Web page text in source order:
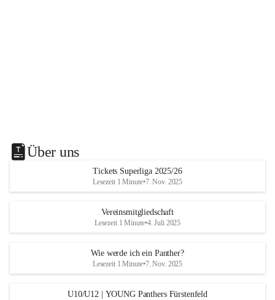
Über uns
Tickets Superliga 2025/26
Lesezeit 1 Minute•7. Nov. 2025
Vereinsmitgliedschaft
Lesezeit 1 Minute•4. Juli 2025
Wie werde ich ein Panther?
Lesezeit 1 Minute•7. Nov. 2025
U10/U12 | YOUNG Panthers Fürstenfeld